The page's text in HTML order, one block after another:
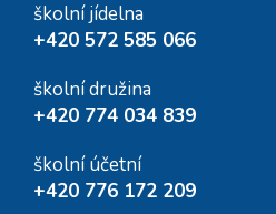
školní jídelna
+420 572 585 066
školní družina
+420 774 034 839
školní účetní
+420 776 172 209